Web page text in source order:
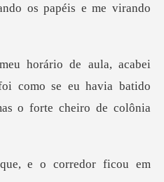
os papéis e
como se eu havia batido
e, e o corredor ficou e